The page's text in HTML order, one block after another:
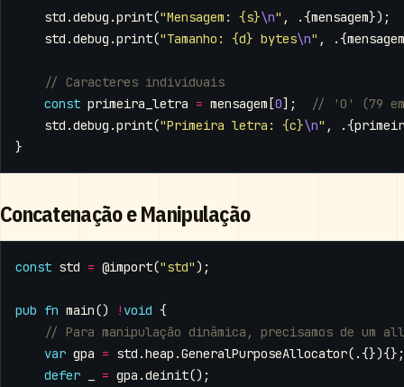
std .debug .print("Mensagem: {s}\n" , .{mensagem});
std .debug .print("Tamanho: {d} bytes\n" , .{mensagem
const primeira_letra = mensagem [0];
std .debug .print("Primeira letra: {c}\n" , .{
}
Concatenação e Manipulação
const std = @import("std");
pub fn main() ! void {
var gpa = std .heap .GeneralPurposeAllocator(.{}){};
defer
= gpa .deinit();